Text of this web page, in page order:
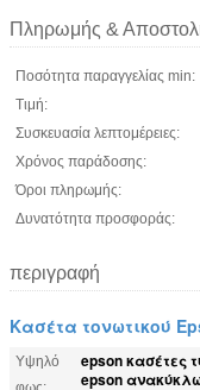
Πληρωμής &
Ποσότητα παραγγελίας min:
Τιμή:
Συσκευασία λεπτομέρειες:
Χρόνος παράδοσης:
Όροι πληρωμής:
Δυνατότητα προσφοράς:
περιγραφή
Κασέτα τονωτικού
Υψηλό
epson κασέτες
epson